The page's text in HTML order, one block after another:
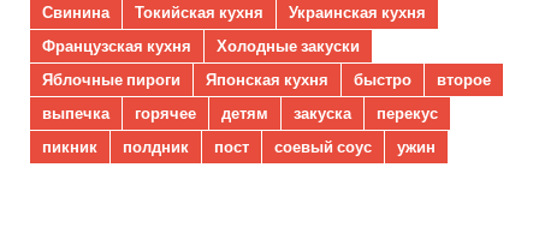
Свинина
Токийская кухня
Украинская кухня
Французская кухня
Холодные закуски
Яблочные пироги
Японская кухня быстро
второе
выпечка
горячее детям закуска
перекус
пикник
полдник пост соевый соус ужин